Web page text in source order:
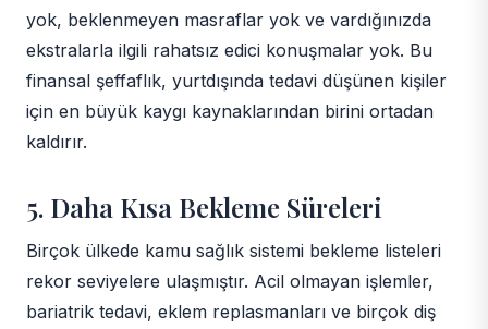
yok, beklenmeyen masraflar yok ve vardığınızda
ekstralarla ilgili rahatsız edici konuşmalar yok. Bu
finansal şeffaflık, yurtdışında tedavi düşünen kişiler
için en büyük kaygı kaynaklarından birini ortadan
kaldırır.
5. Daha Kısa Bekleme Süreleri
Birçok ülkede kamu sağlık sistemi bekleme listeleri
rekor seviyelere ulaşmıştır. Acil olmayan işlemler,
bariatrik tedavi, eklem replasmanları ve birçok diş